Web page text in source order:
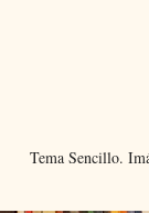
Tema Sencillo.